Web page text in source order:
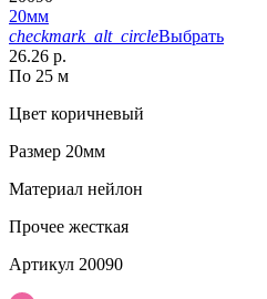
20мм
checkmark_alt_circleВыбрать
26.26 р.
По 25 м
Цвет коричневый
Размер 20мм
Материал нейлон
Прочее жесткая
Артикул 20090